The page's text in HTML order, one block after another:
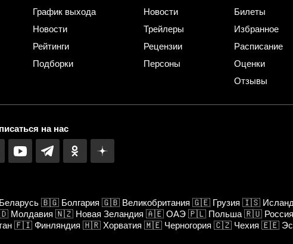
График выхода
Новости
Рейтинги
Подборки
Новости
Трейлеры
Рецензии
Персоны
Билеты
Избранное
Расписание
Оценки
Отзывы
на нас
Беларусь 🇧🇬 Болгария 🇬🇧 Великобритания 🇬🇪 Грузия 🇮🇸
Молдавия 🇳🇿 Новая Зеландия 🇦🇪 ОАЭ 🇵🇱 Польша 🇷🇺 Россия
🇫🇮 Финляндия 🇭🇷 Хорватия 🇲🇪 Черногория 🇨🇿 Чехия 🇪🇪